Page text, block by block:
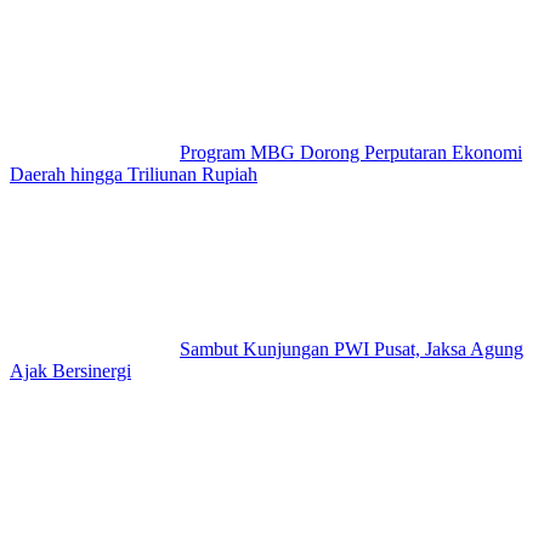
Program MBG Dorong Perputaran Ekonomi
Daerah hingga Triliunan Rupiah
Sambut Kunjungan PWI Pusat, Jaksa Agung
Ajak Bersinergi